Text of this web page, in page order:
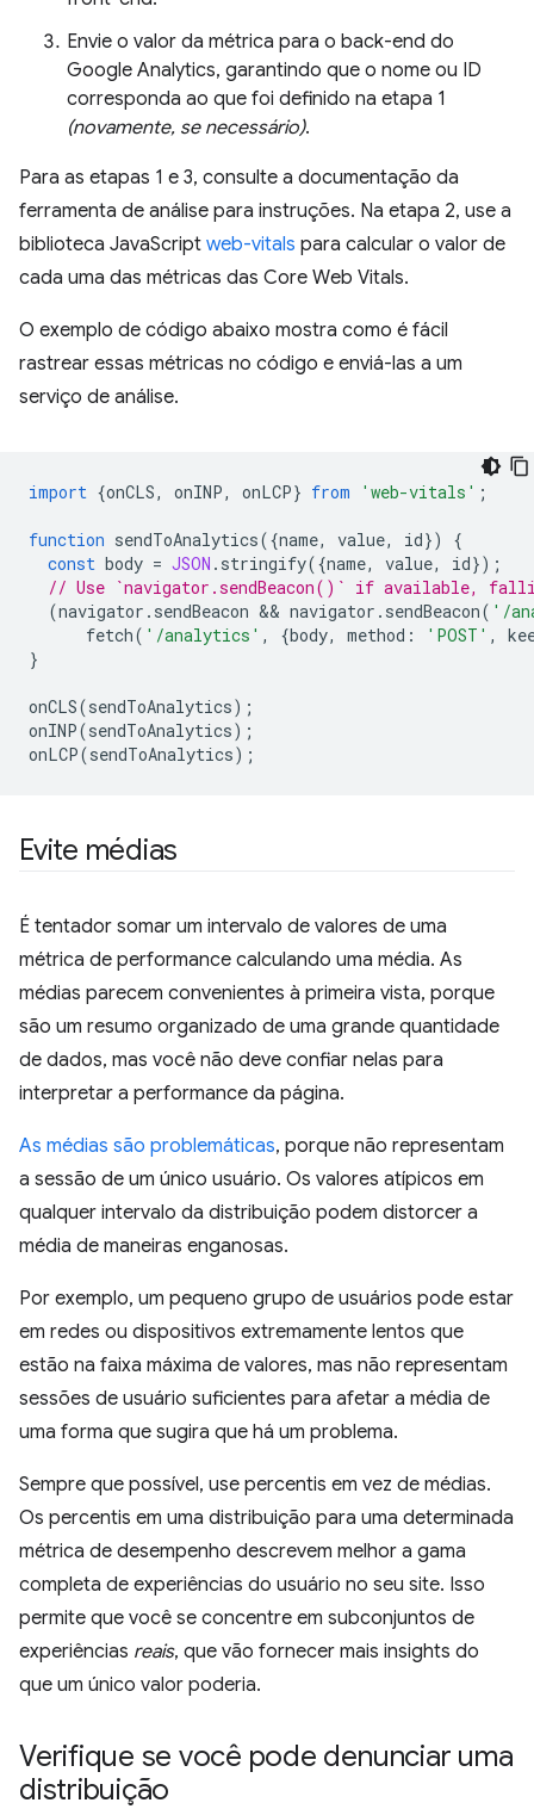
Envie o valor da métrica para o back-end do
Google Analytics, garantindo que o nome ou ID
corresponda ao que foi definido na etapa 1
(novamente, se necessário).
Para as etapas 1 e 3, consulte a documentação da
ferramenta de análise para instruções. Na etapa 2, use a
biblioteca JavaScript web-vitals para calcular o valor de
cada uma das métricas das Core Web Vitals.
O exemplo de código abaixo mostra como é fácil
rastrear essas métricas no código e enviá-las a um
serviço de análise.
import {onCLS, onINP, onLCP} from 'web-vitals' ;
function sendToAnalytics({name, value, id})
{
const body = JSON . stringify({name, value, id});
// Use `navigator.sendBeacon()` if available,
(navigator . sendBeacon && navigator . sendBeacon( '/
fetch( '/analytics' , {body, method : 'POST' ,
}
onCLS(sendToAnalytics);
onINP(sendToAnalytics);
onLCP(sendToAnalytics);
Evite médias
É tentador somar um intervalo de valores de uma
métrica de performance calculando uma média. As
médias parecem convenientes à primeira vista, porque
são um resumo organizado de uma grande quantidade
de dados, mas você não deve confiar nelas para
interpretar a performance da página.
As médias são problemáticas, porque não representam
a sessão de um único usuário. Os valores atípicos em
qualquer intervalo da distribuição podem distorcer a
média de maneiras enganosas.
Por exemplo, um pequeno grupo de usuários pode estar
em redes ou dispositivos extremamente lentos que
estão na faixa máxima de valores, mas não representam
sessões de usuário suficientes para afetar a média de
uma forma que sugira que há um problema.
Sempre que possível, use percentis em vez de médias.
Os percentis em uma distribuição para uma determinada
métrica de desempenho descrevem melhor a gama
completa de experiências do usuário no seu site. Isso
permite que você se concentre em subconjuntos de
experiências reais, que vão fornecer mais insights do
que um único valor poderia.
Verifique se você pode denunciar uma
distribuição